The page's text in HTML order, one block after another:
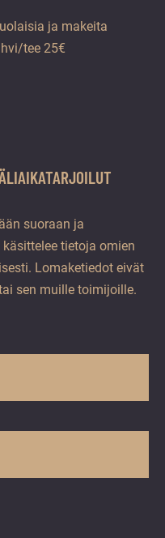
ja makeita
tee 25€
suoraan ja
tietoja omien
Lomaketiedot eivät
sen muille toimijoille.